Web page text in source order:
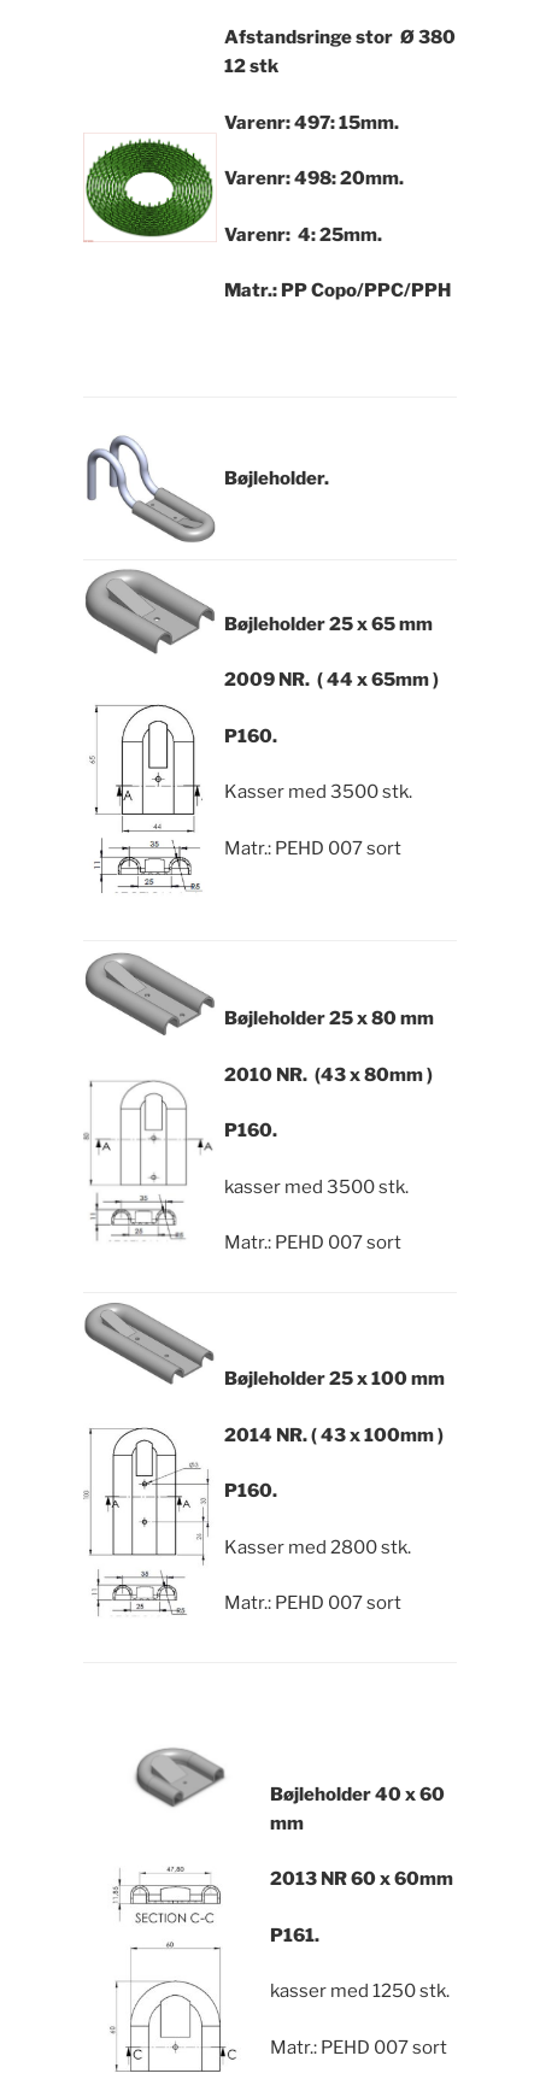
Afstandsringe stor Ø 380
12 stk
Varenr: 497: 15mm.
Varenr: 498: 20mm.
Varenr: 4: 25mm.
Matr.: PP Copo/PPC/PPH
Bøjleholder.
Bøjleholder25 x 65 mm
2009 NR. ( 44 x 65mm )
P160.
Kasser med 3500 stk.
Matr.: PEHD 007 sort
Bøjleholder 25 x 80 mm
2010 NR. (43 x 80mm )
P160.
kasser med 3500 stk.
Matr.: PEHD 007 sort
Bøjleholder25 x 100 mm
2014 NR. ( 43 x 100mm )
P160.
Kasser med 2800 stk.
Matr.: PEHD 007 sort
Bøjleholder40 x 60
mm
2013 NR60 x 60mm
P161.
kasser med 1250 stk.
Matr.: PEHD 007 sort